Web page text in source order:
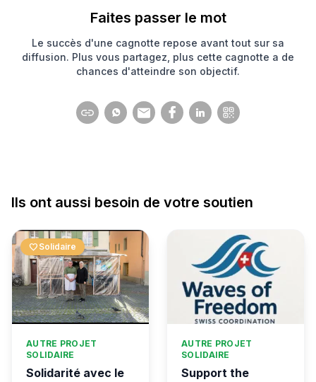
Faites passer le mot
Le succès d'une cagnotte repose avant tout sur sa
diffusion. Plus vous partagez, plus cette cagnotte a de
chances d'atteindre son objectif.
Ils ont aussi besoin de votre soutien
favorite Solidaire
AUTRE PROJET
SOLIDAIRE
Solidarité avec le
AUTRE PROJET
SOLIDAIRE
Support the